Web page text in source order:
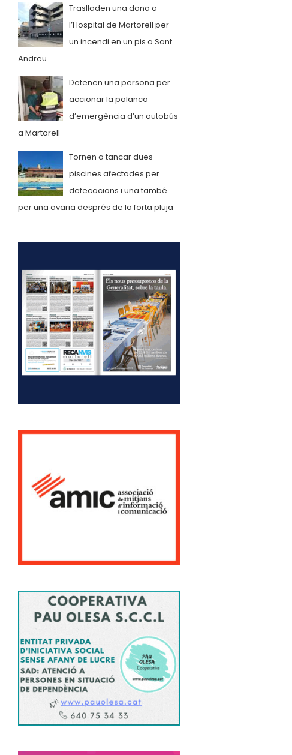
Traslladen una dona a
l’Hospital de Martorell per
un incendi en un pis a Sant
Andreu
Detenen una persona per
accionar la palanca
d’emergència d’un autobús
a Martorell
Tornen a tancar dues
piscines afectades per
defecacions i una també
per una avaria després de la forta pluja